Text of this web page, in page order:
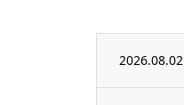
2026.08.02